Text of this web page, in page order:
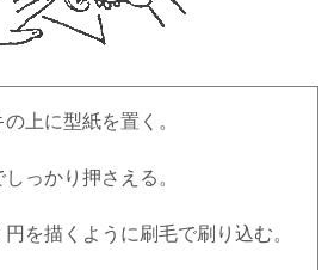
上に型紙を置く。
しっかり押さえる。
を描くように刷毛で刷り込む。